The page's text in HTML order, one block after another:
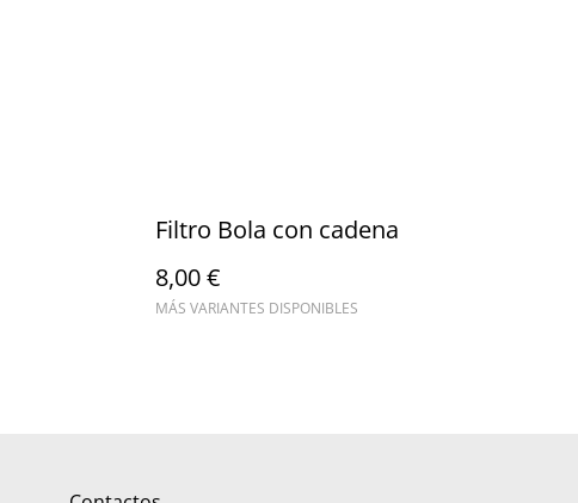
Filtro Bola con cadena
8,00 €
MÁS VARIANTES DISPONIBLES